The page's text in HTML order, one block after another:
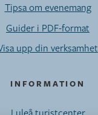
Tipsa om evenemang
Guider i PDF-format
upp din verksamhet
INFORMATION